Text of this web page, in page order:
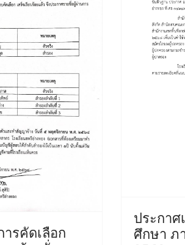
รคัดเลือก
ประกาศ
ศึกษา ภ